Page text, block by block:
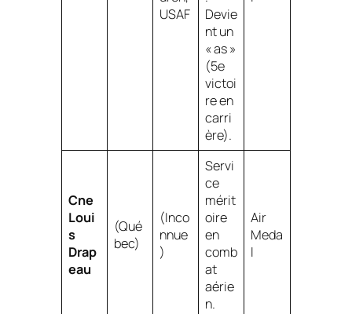
USAF
Devie
nt un
« as »
(5e
victoi
re en
carri
ère).
Cne
Loui
s
Drap
eau
(Qué
bec)
(Inco
nnue
)
Servi
ce
mérit
oire
en
comb
at
aérie
n.
Air
Meda
l